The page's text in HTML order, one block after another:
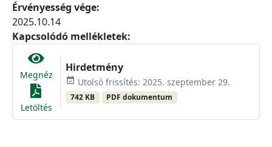
Érvényesség vége:
2025.10.14
Kapcsolódó mellékletek:
Megnéz
Letöltés
Hirdetmény
event_available Utolsó frissítés: 2025. szeptember 29.
742 KB PDF dokumentum